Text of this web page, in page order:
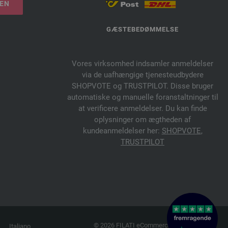
GÆSTEBEDØMMELSE
Vores virksomhed indsamler anmeldelser
via de uafhængige tjenesteudbydere
SHOPVOTE,